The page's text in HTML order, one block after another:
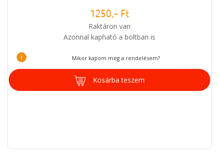
1250,- Ft
Raktáron van
Azonnal kapható a boltban is
i Mikor kapom meg a rendelésem?
Kosárba teszem